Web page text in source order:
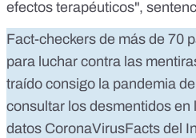
efectos terapéuticos",
Fact-checkers de más de 70
para luchar contra las
traído consigo la pandemia
consultar los desmentidos en
datos CoronaVirusFacts del